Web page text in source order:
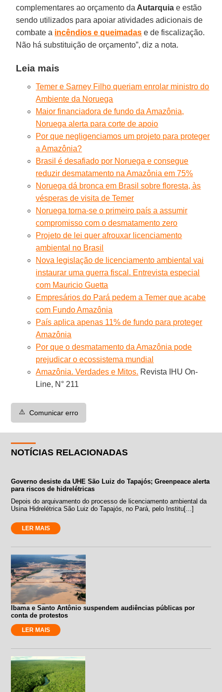
complementares ao orçamento da Autarquia e estão
sendo utilizados para apoiar atividades adicionais de
combate a incêndios e queimadas e de fiscalização.
Não há substituição de orçamento”, diz a nota.
Leia mais
Temer e Sarney Filho queriam enrolar ministro do
Ambiente da Noruega
Maior financiadora de fundo da Amazônia,
Noruega alerta para corte de apoio
Por que negligenciamos um projeto para proteger
a Amazônia?
Brasil é desafiado por Noruega e consegue
reduzir desmatamento na Amazônia em 75%
Noruega dá bronca em Brasil sobre floresta, às
vésperas de visita de Temer
Noruega torna-se o primeiro país a assumir
compromisso com o desmatamento zero
Projeto de lei quer afrouxar licenciamento
ambiental no Brasil
Nova legislação de licenciamento ambiental vai
instaurar uma guerra fiscal. Entrevista especial
com Mauricio Guetta
Empresários do Pará pedem a Temer que acabe
com Fundo Amazônia
País aplica apenas 11% de fundo para proteger
Amazônia
Por que o desmatamento da Amazônia pode
prejudicar o ecossistema mundial
Amazônia. Verdades e Mitos. Revista IHU On-
Line, N° 211
⚠️ Comunicar erro
NOTÍCIAS RELACIONADAS
Governo desiste da UHE São Luiz do Tapajós; Greenpeace alerta
para riscos de hidrelétricas
Depois do arquivamento do processo de licenciamento ambiental da
Usina Hidrelétrica São Luiz do Tapajós, no Pará, pelo Institu[...]
LER MAIS
Ibama e Santo Antônio suspendem audiências públicas por
conta de protestos
LER MAIS